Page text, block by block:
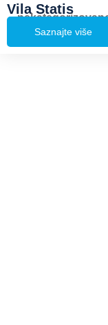
Vila Statis
Saznajte više